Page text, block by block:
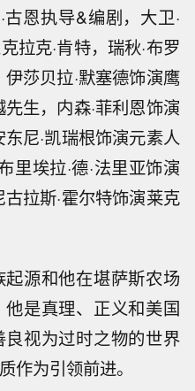
恩执导&编剧，大卫·
拉克·肯特，瑞秋·布罗
莎贝拉·默塞德饰演鹰
生，内森·菲利恩饰演
尼·凯瑞根饰演元素人
里埃拉·德·法里亚饰演
拉斯·霍尔特饰演莱克
源和他在堪萨斯农场
是真理、正义和美国
视为过时之物的世界
作为引领前进。